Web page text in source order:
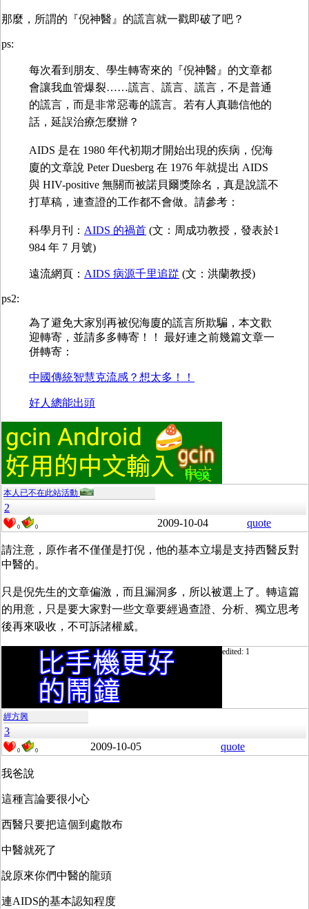
那麼，所謂的『倪神醫』的謊言就一戳即破了吧？
ps:
每次看到朋友、學生轉寄來的『倪神醫』的文章都
會讓我血管爆裂……謊言、謊言、謊言，不是普通
的謊言，而是非常惡毒的謊言。若有人真聽信他的
話，延誤治療怎麼辦？
AIDS 是在 1980 年代初期才開始出現的疾病，倪海
廈的文章說 Peter Duesberg 在 1976 年就提出 AIDS
與 HIV-positive 無關而被諾貝爾獎除名，真是說謊不
打草稿，連查證的工作都不會做。請參考：
科學月刊： AIDS 的禍首 (文：周成功教授，發表於1
984 年 7 月號)
遠流網頁： AIDS 病源千里追踨 (文：洪蘭教授)
ps2:
為了避免大家別再被倪海廈的謊言所欺騙，本文歡
迎轉寄，並請多多轉寄！！ 最好連之前幾篇文章一
併轉寄：
中國傳統智慧克流感？想太多！！
好人總能出頭
本人已不在此站活動
2
0 0 2009-10-04 quote
請注意，原作者不僅僅是打倪，他的基本立場是支持西醫反對
中醫的。
只是倪先生的文章偏激，而且漏洞多，所以被選上了。轉這篇
的用意，只是要大家對一些文章要經過查證、分析、獨立思考
後再來吸收，不可訴諸權威。
edited: 1
經方興
3
0 0 2009-10-05 quote
我爸說
這種言論要很小心
西醫只要把這個到處散布
中醫就死了
說原來你們中醫的龍頭
連AIDS的基本認知程度